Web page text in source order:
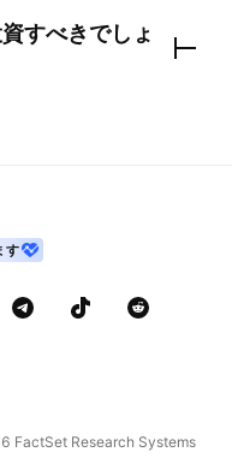
すべきでしょ
す
FactSet Research Systems